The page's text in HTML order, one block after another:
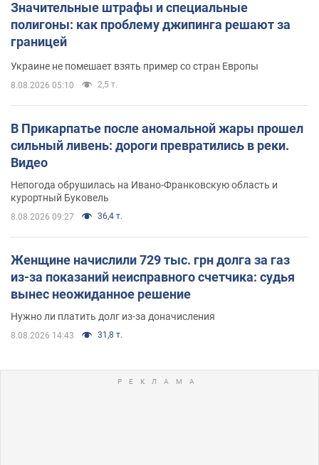
Значительные штрафы и специальные
полигоны: как проблему джипинга решают за
границей
Украине не помешает взять пример со стран Европы
8.08.2026 05:10 2,5 т.
В Прикарпатье после аномальной жары прошел
сильный ливень: дороги превратились в реки.
Видео
Непогода обрушилась на Ивано-Франковскую область и
курортный Буковель
8.08.2026 09:27 36,4 т.
Женщине начислили 729 тыс. грн долга за газ
из-за показаний неисправного счетчика: судья
вынес неожиданное решение
Нужно ли платить долг из-за доначисления
8.08.2026 14:43 31,8 т.